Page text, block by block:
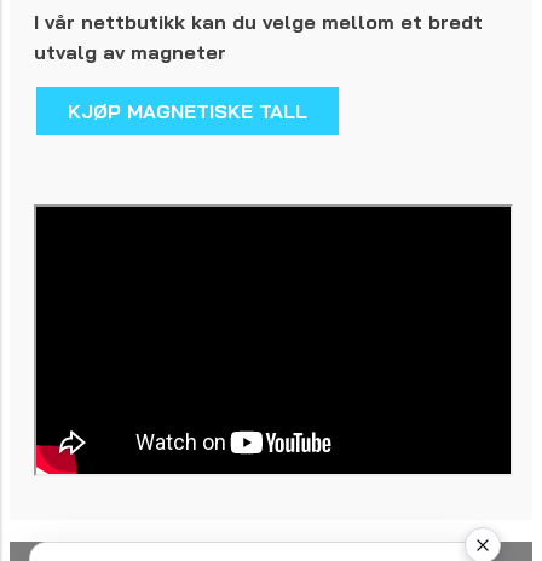
I vår nettbutikk kan du velge mellom et bredt
utvalg av magneter
KJØP MAGNETISKE TALL